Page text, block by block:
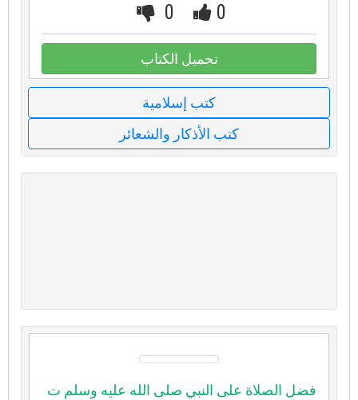
0
0
تحميل الكتاب
كتب إسلامية
كتب الأذكار والشعائر
فضل الصلاة على النبي صلى الله عليه وسلم ت